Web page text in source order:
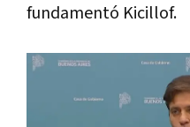
fundamentó Kicillof.